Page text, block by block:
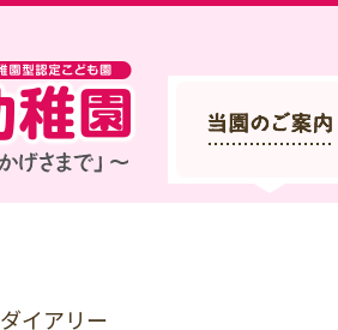
イアリー